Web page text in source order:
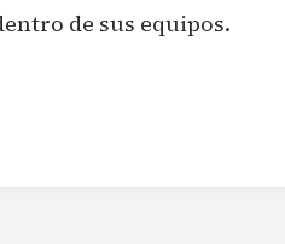
de sus equipos.